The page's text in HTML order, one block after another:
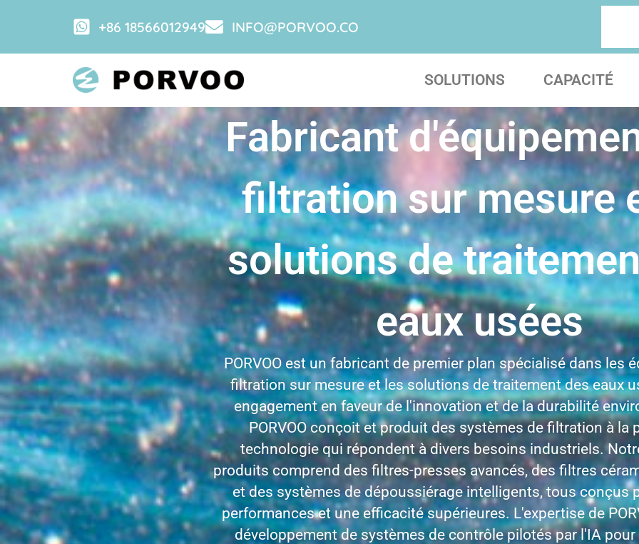
+86 18566012949 INFO@PORVOO.CO
SOLUTIONS CAPACITÉ
Fabricant
filtration sur mesure
solutions de
eaux usées
PORVOO est un fabricant de premier plan spécialisé dans les
filtration sur mesure et les solutions de traitement des eaux
engagement en faveur de l'innovation et de la durabilité
PORVOO conçoit et produit des systèmes de filtration à la
technologie qui répondent à divers besoins industriels.
produits comprend des filtres-presses avancés, des filtres
et des systèmes de dépoussiérage intelligents, tous conçus
performances et une efficacité supérieures. L'expertise de
développement de systèmes de contrôle pilotés par l'IA